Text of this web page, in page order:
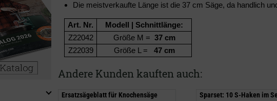
Die meistverkaufte Länge ist die 37 cm Säge, da handlich
Art. Nr.
Modell | Schnittlänge:
Z22042
Größe M = 37 cm
Z22039
Größe L = 47 cm
Andere Kunden kauften auch:
Ersatzsägeblatt für Knochensäge
Sparset: 10 S-Haken im